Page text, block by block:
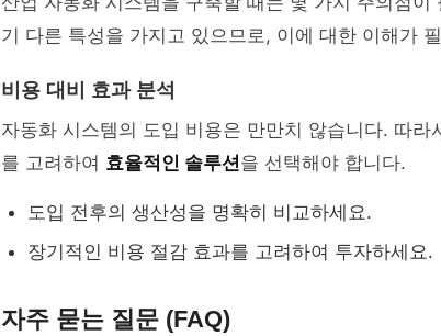
기 다른 특성을 가지고 있으므로, 이에 대한 이해가
비용 대비 효과 분석
자동화 시스템의 도입 비용은 만만치 않습니다. 따
를 고려하여 효율적인 솔루션을 선택해야 합니다.
도입 전후의 생산성을 명확히 비교하세요.
장기적인 비용 절감 효과를 고려하여 투자하세요.
자주 묻는 질문 (FAQ)